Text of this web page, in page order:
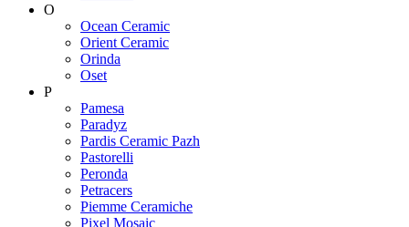
O
Ocean Ceramic
Orient Ceramic
Orinda
Oset
P
Pamesa
Paradyz
Pardis Ceramic Pazh
Pastorelli
Peronda
Petracers
Piemme Ceramiche
Pixel Mosaic